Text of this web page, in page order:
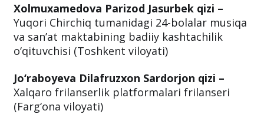
Xolmuxamedova Parizod Jasurbek qizi –
Yuqori Chirchiq tumanidagi 24-bolalar musiqa
va san’at maktabining badiiy kashtachilik
o‘qituvchisi (Toshkent viloyati)
Jo‘raboyeva Dilafruzxon Sardorjon qizi –
Xalqaro frilanserlik platformalari frilanseri
(Farg‘ona viloyati)